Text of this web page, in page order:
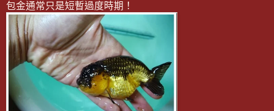
包金通常只是短暫過度時期！